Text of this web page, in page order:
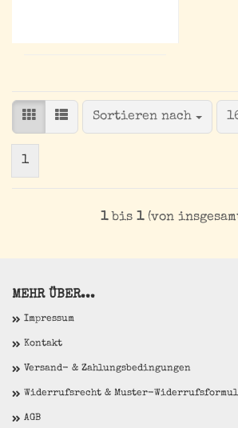
Sortieren nach
Sortieren nach
1
1bis 1(von
MEHR ÜBER...
Impressum
Kontakt
Versand- & Zahlungsbedingungen
Widerrufsrecht & Muster-
AGB